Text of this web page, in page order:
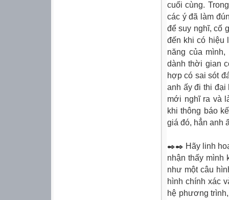
cuối cùng.
các ý đã làm
để suy nghĩ, cố
đến khi có hiệu
năng của
dành thời gian
hợp có sai sót
anh ấy đi thi đại
mới nghĩ ra và
khi thông báo
giá đó, hẳn anh
✒️✒️ Hãy linh
nhận thấy mình
như một câu
hình chính xác
hệ phương